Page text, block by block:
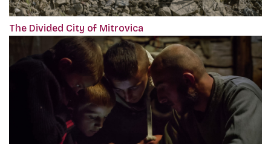
The Divided City of Mitrovica